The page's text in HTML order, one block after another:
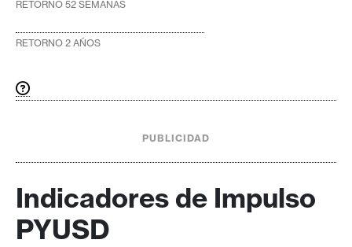
RETORNO 52 SEMANAS
RETORNO 2 AÑOS
PUBLICIDAD
Indicadores de Impulso
PYUSD